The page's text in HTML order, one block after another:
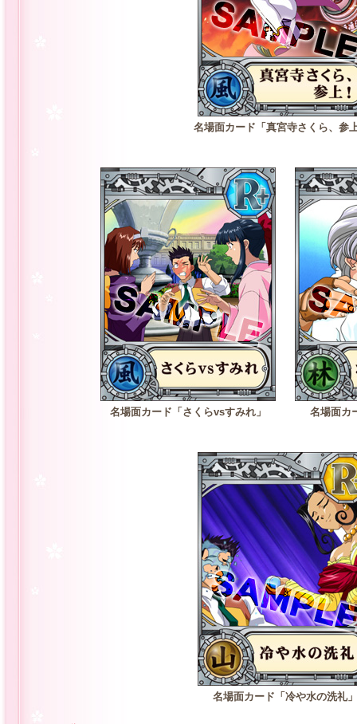
名場面カード「真宮寺さくら、参
名場面カード「さくらvsすみれ」 名場面カ
名場面カード「冷や水の洗礼」